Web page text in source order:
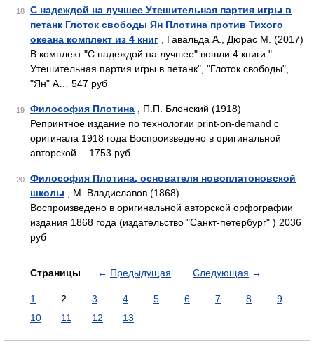
18
С надеждой на лучшее Утешительная партия игры в
петанк Глоток свободы Ян Плотина против Тихого
океана комплект из 4 книг , Гавальда А., Дюрас М. (2017)
В комплект "С надеждой на лучшее" вошли 4 книги:"
Утешительная партия игры в петанк", "Глоток свободы",
"Ян" А… 547 руб
19 Философия Плотина , П.П. Блонский (1918)
Репринтное издание по технологии print-on-demand с
оригинала 1918 года Воспроизведено в оригинальной
авторской… 1753 руб
20
Философия Плотина, основателя новоплатоновской
школы , М. Владиславов (1868)
Воспроизведено в оригинальной авторской орфографии
издания 1868 года (издательство "Санкт-петербург" ) 2036
руб
Страницы ← Предыдущая Следующая →
1 2 3 4 5 6 7 8
9
10
11 12 13